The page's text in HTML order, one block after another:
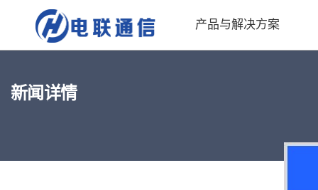
产品与解决方案
新闻详情